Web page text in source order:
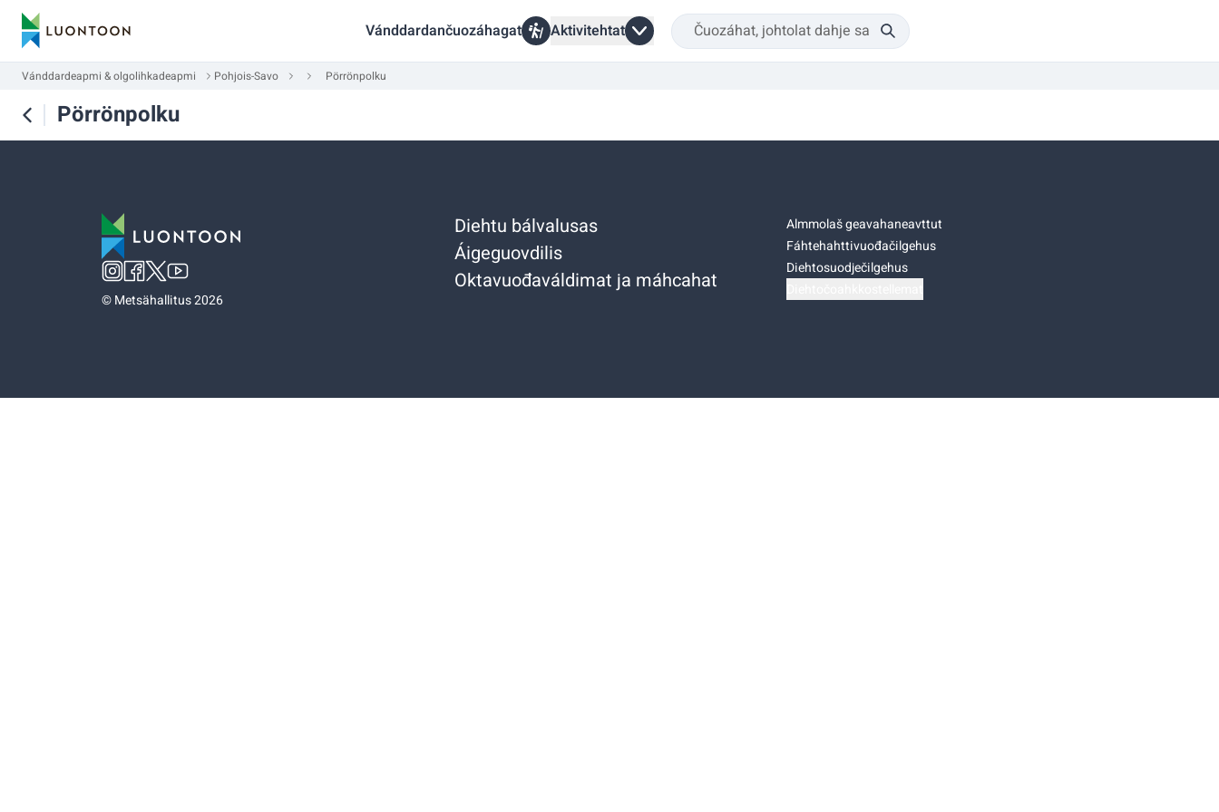
Vánddardančuozáhagat Aktivitehtat
Vánddardeapmi & olgolihkadeapmi Pohjois-Savo Pörrönpolku
Pörrönpolku
©Metsähallitus 2026
Diehtu bálvalusas
Áigeguovdilis
Oktavuođaváldimat ja máhcahat
Almmolaš geavahaneavttut
Fáhtehahttivuođačilgehus
Diehtosuodječilgehus